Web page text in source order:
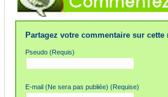
Partagez votre commentaire sur cette
Pseudo (Requis)
E-mail (Ne sera pas publiée) (Requise)